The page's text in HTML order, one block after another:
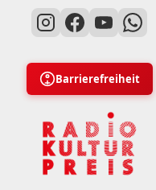
Barrierefreiheit